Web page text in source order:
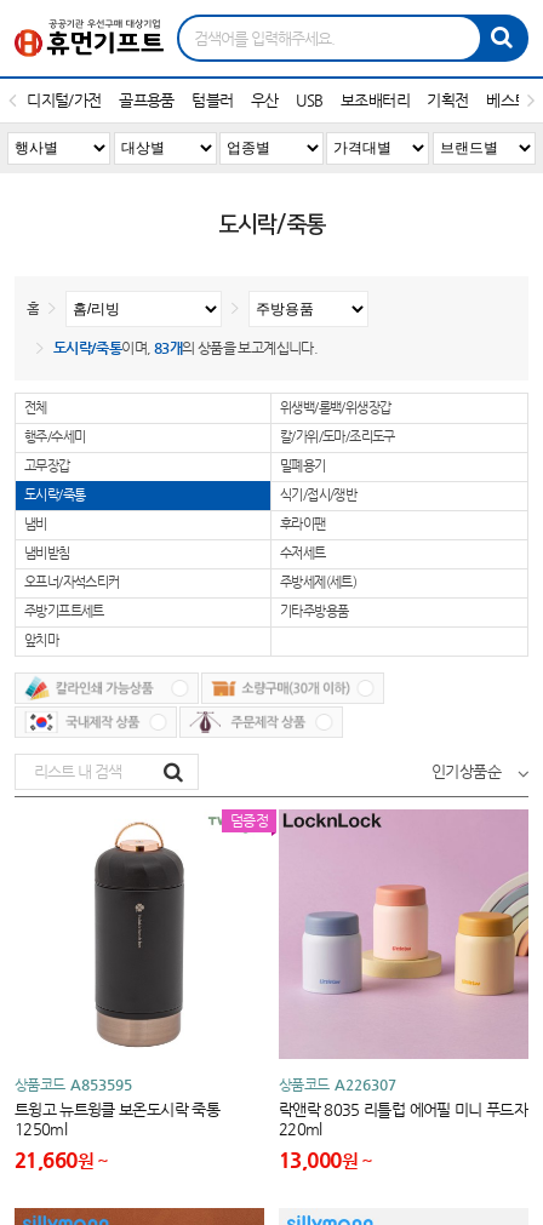
디지털/가전 골프용품 텀블러 우산 USB 보조배터리 기획전 베스트
도시락/죽통
홈
도시락/죽통이며, 83개의 상품을 보고계십니다.
전체
위생백/롤백/위생장갑
행주/수세미
칼/가위/도마/조리도구
고무장갑
밀폐용기
도시락/죽통
식기/접시/쟁반
냄비
후라이팬
냄비받침
수저세트
오프너/자석스티커
주방세제(세트)
주방기프트세트
기타주방용품
앞치마
인기상품순
덤증정
상품코드 A853595
트윙고 뉴트윙클 보온도시락 죽통
1250ml
21,660원
상품코드 A226307
락앤락 8035 리틀럽 에어필 미니 푸드자
220ml
13,000원